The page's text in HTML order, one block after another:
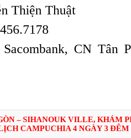
Thiện Thuật
Sacombank, CN Tân
– SIHANOUK VILLE, KHÁM
CAMPUCHIA 4 NGÀY 3